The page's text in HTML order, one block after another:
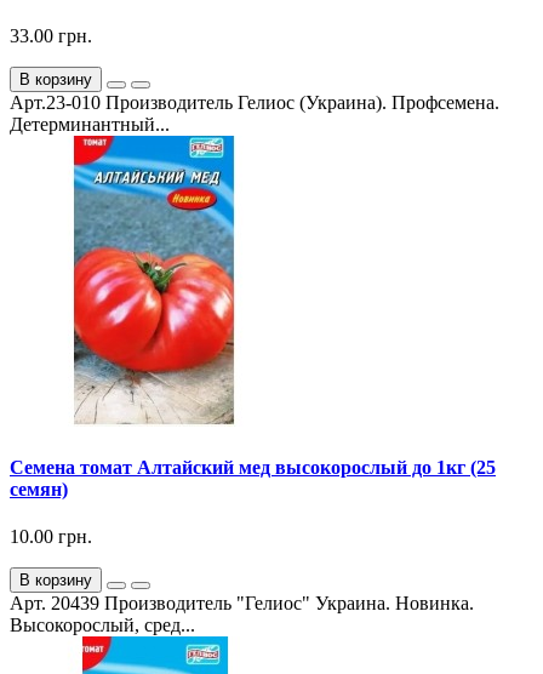
33.00 грн.
В корзину
Арт.23-010 Производитель Гелиос (Украина). Профсемена.
Детерминантный...
Семена томат Алтайский мед высокорослый до 1кг (25
семян)
10.00 грн.
В корзину
Арт. 20439 Производитель "Гелиос" Украина. Новинка.
Высокорослый, сред...